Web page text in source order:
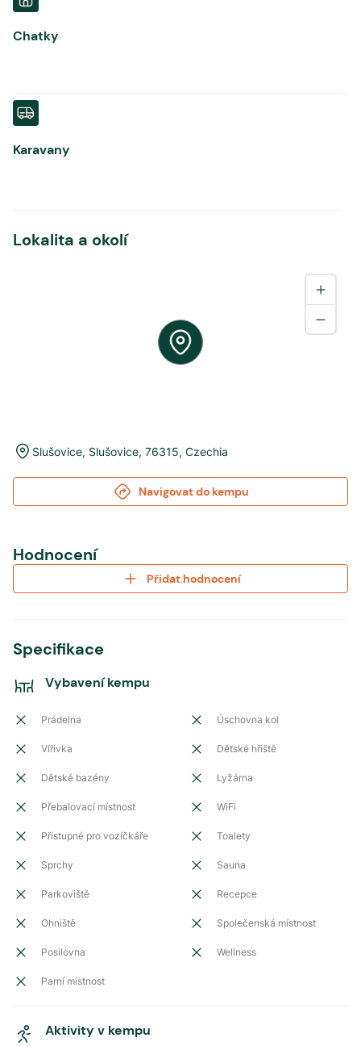
Chatky
Karavany
Lokalita a okolí
Slušovice, Slušovice, 76315, Czechia
Navigovat do kempu
Hodnocení
Přidat hodnocení
Specifikace
Vybavení kempu
Prádelna Úschovna kol
Vířivka Dětské hřiště
Dětské bazény Lyžárna
Přebalovací místnost WiFi
Přístupné pro vozíčkáře Toalety
Sprchy Sauna
Parkoviště Recepce
Ohniště Společenská místnost
Posilovna Wellness
Parní místnost
Aktivity v kempu